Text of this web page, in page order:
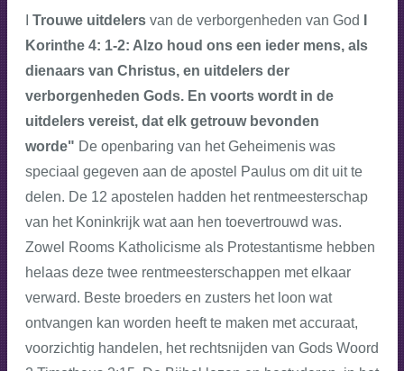
Trouwe uitdelersvan de verborgenheden van God
Korinthe 4: 1-2: Alzo houd ons een ieder mens, als
dienaars van Christus, en uitdelers der
verborgenheden Gods. En voorts wordt in de
uitdelers vereist, dat elk getrouw bevonden
worde" De openbaring van het Geheimenis was
speciaal gegeven aan de apostel Paulus om dit uit te
delen. De 12 apostelen hadden het rentmeesterschap
van het Koninkrijk wat aan hen toevertrouwd was.
Zowel Rooms Katholicisme als Protestantisme hebben
helaas deze twee rentmeesterschappen met elkaar
verward. Beste broeders en zusters het loon wat
ontvangen kan worden heeft te maken met accuraat,
voorzichtig handelen, het rechtsnijden van Gods Woord